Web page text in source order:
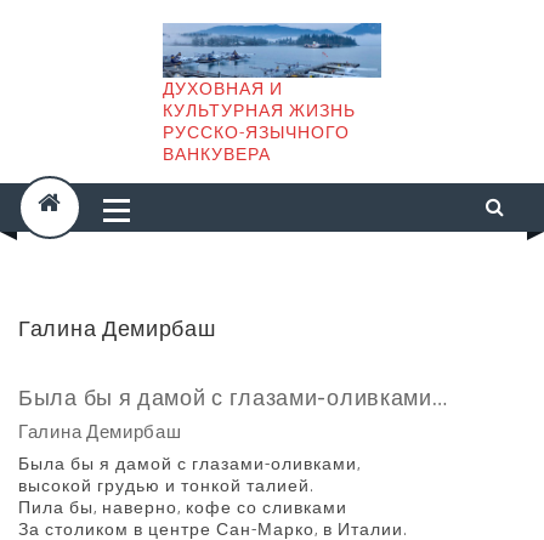
ДУХОВНАЯ И
КУЛЬТУРНАЯ ЖИЗНЬ
РУССКО-ЯЗЫЧНОГО
ВАНКУВЕРА
Галина Демирбаш
Была бы я дамой с глазами-оливками…
Галина Демирбаш
Была бы я дамой с глазами-оливками,
высокой грудью и тонкой талией.
Пила бы, наверно, кофе со сливками
За столиком в центре Сан-Марко, в Италии.